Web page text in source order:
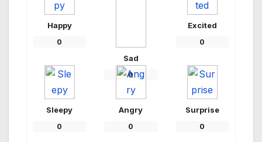
Happy
0
Sad
0
Excited
0
Sleepy
0
Angry
0
Surprise
0